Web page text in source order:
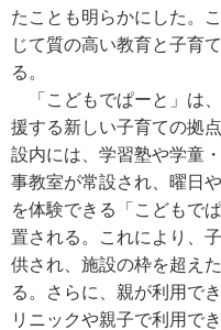
たことも明らかにした。
じて質の高い教育と子育
る。
「こどもでぱーと」は
援する新しい子育ての拠
設内には、学習塾や学童
事教室が常設され、曜日
を体験できる「こどもで
置される。これにより、
供され、施設の枠を超え
る。さらに、親が利用で
リニックや親子で利用で